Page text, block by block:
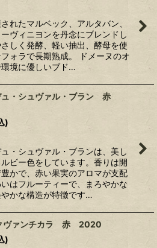
れたマルベック、アルタバン、
ヴィニヨンを丹念にブレンドし
しく発酵、軽い抽出、酵母を使
ォラで長期熟成。 ドメーヌのオ
境に優しいブド…
ュ・シュヴァル・ブラン 赤
)
ュ・シュヴァル・ブランは、美し
ビー色をしています。香りは開
かで、赤い果実のアロマが支配
はフルーティーで、まろやかな
かな構造が特徴です…
ヴァンチカラ 赤 2020
)